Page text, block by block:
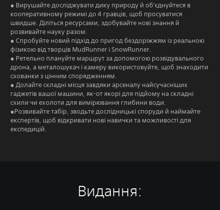
● Вирушайте досліджувати дику природу й об'єднуйтеся в
кооперативному режимі до 4 гравців, щоб просуватися
швидше. Діліться ресурсами, здобувайте нові знання й
розвивайте науку разом.
● Спробуйте новий підхід до пригод бездоріжжям із реальною
фізикою від творців MudRunner і SnowRunner.
● Ретельно плануйте маршрут за допомогою розвідувального
дрона, а металошукач і камеру використовуйте, щоб знаходити
схованки з цінним спорядженням.
● Долайте складні місця завдяки арсеналу найсучасніших
гаджетів вашої машини, як-от якорі для підйому на складні
схили чи ехолоти для вимірювання глибини води.
●Розвивайте табір, зводьте дослідницькі споруди й наймайте
експертів, щоб відкривати нові навички та можливості для
експедицій.
Видання: